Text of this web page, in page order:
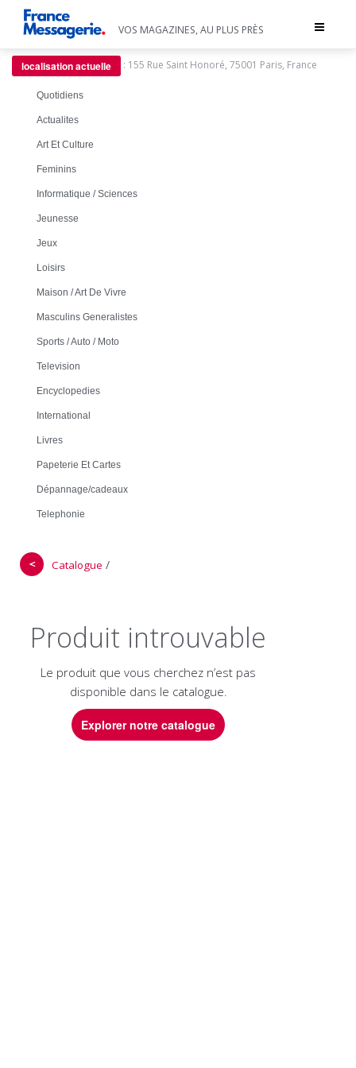
Toggle
VOS MAGAZINES, AU PLUS PRÈS
localisation actuelle : 155 Rue Saint Honoré, 75001 Paris, France
Quotidiens
Actualites
Art Et Culture
Feminins
Informatique / Sciences
Jeunesse
Jeux
Loisirs
Maison / Art De Vivre
Masculins Generalistes
Sports / Auto / Moto
Television
Encyclopedies
International
Livres
Papeterie Et Cartes
Dépannage/cadeaux
Telephonie
＜ Catalogue /
Produit introuvable
Le produit que vous cherchez n’est pas
disponible dans le catalogue.
Explorer notre catalogue